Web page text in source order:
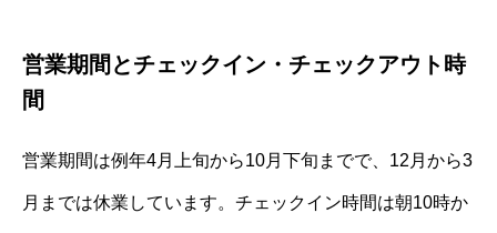
営業期間とチェックイン・チェックアウト時
間
営業期間は例年4月上旬から10月下旬までで、12月から3
月までは休業しています。チェックイン時間は朝10時か